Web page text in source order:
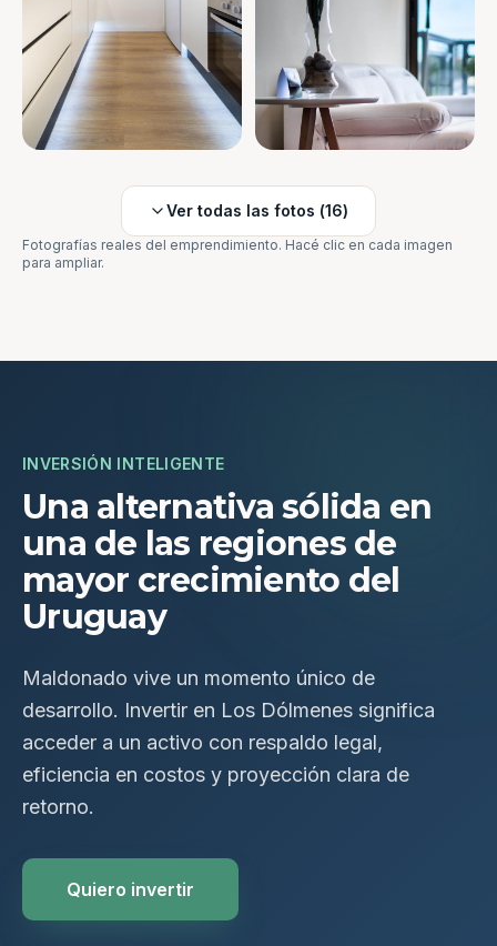
Ver todas las fotos (16)
Fotografías reales del emprendimiento. Hacé clic en cada imagen
para ampliar.
INVERSIÓN INTELIGENTE
Una alternativa sólida en
una de las regiones de
mayor crecimiento del
Uruguay
Maldonado vive un momento único de
desarrollo. Invertir en Los Dólmenes significa
acceder a un activo con respaldo legal,
eficiencia en costos y proyección clara de
retorno.
Quiero invertir